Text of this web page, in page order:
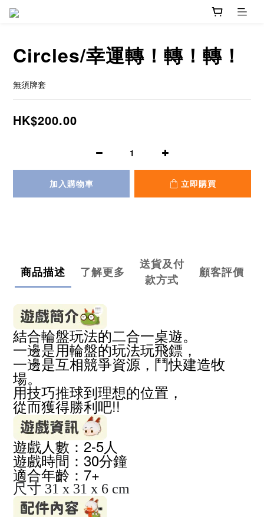
Circles/幸運轉！轉！轉！
無須牌套
HK$200.00
加入購物車 立即購買
商品描述 了解更多
送貨及付
款方式
顧客評價
結合輪盤玩法的二合一桌遊。
一邊是用輪盤的玩法玩飛鏢，
一邊是互相競爭資源，鬥快建造牧
場。
用技巧推球到理想的位置，
從而獲得勝利吧!!
遊戲人數：2-5人
遊戲時間：30分鐘
適合年齡：7+
尺寸 31 x 31 x 6 cm